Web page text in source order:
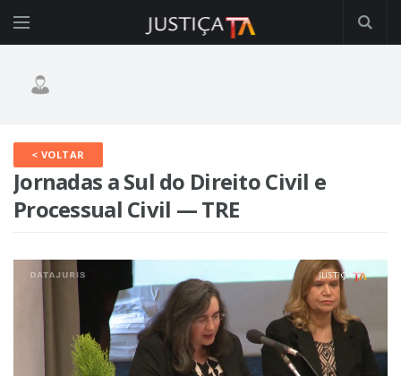
< VOLTAR
Jornadas a Sul do Direito Civil e
Processual Civil — TRE